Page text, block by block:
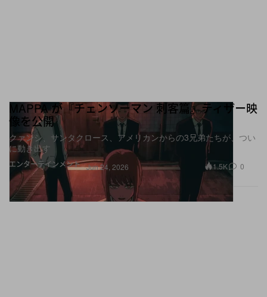
エンターテインメント
MAPPA が『チェンソーマン 刺客篇』ティザー映
像を公開
クァンシ、サンタクロース、アメリカンからの3兄弟たちが、つい
に動き出す
Jun 24, 2026 1.5K 0